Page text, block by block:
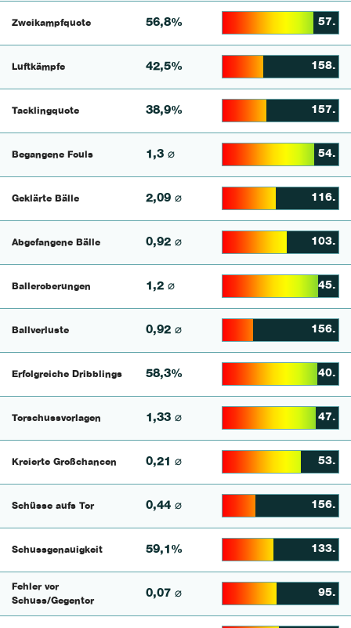
Zweikampfquote 56,8% 57.
Luftkämpfe 42,5% 158.
Tacklingquote 38,9% 157.
Begangene Fouls 1,3 ⌀ 54.
Geklärte Bälle 2,09 ⌀ 116.
Abgefangene Bälle 0,92 ⌀ 103.
Balleroberungen 1,2 ⌀ 45.
Ballverluste 0,92 ⌀ 156.
Erfolgreiche Dribblings 58,3% 40.
Torschussvorlagen 1,33 ⌀ 47.
Kreierte Großchancen 0,21 ⌀ 53.
Schüsse aufs Tor 0,44 ⌀ 156.
Schussgenauigkeit 59,1% 133.
Fehler vor
Schuss/Gegentor
0,07 ⌀ 95.